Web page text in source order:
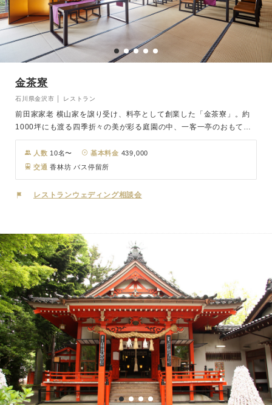
金茶寮
石川県金沢市 │ レストラン
前田家家老 横山家を譲り受け、料亭として創業した「金茶寮」。約
1000坪にも渡る四季折々の美が彩る庭園の中、一客一亭のおもてな
しは著名で、歴代首相や要人も訪れるほど。金沢市おもてなしの伝統
文化資産認定「金茶寮」で特別な時間をお過ごしください。 お料理
は加賀料理に京都の雅を取り入れ、地元の旬の食材をふんだんに使
い、見た目も愉しんでいただけます。
人数 10名〜 基本料金 439,000
交通 香林坊 バス停留所
レストランウェディング相談会